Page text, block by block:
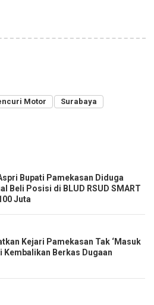
Motor Surabaya
Bupati Pamekasan Diduga
Beli Posisi di BLUD RSUD SMART
Juta
Kejari Pamekasan Tak ‘Masuk
Kembalikan Berkas Dugaan